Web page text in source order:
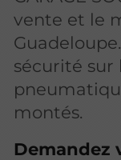
vente et le
sécurité sur
montés.
Demandez